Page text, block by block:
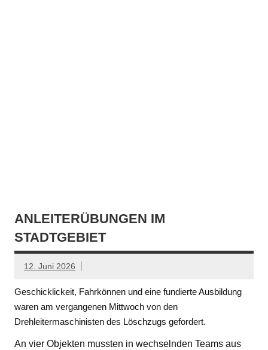
ANLEITERÜBUNGEN IM
STADTGEBIET
12. Juni 2026
Geschicklickeit, Fahrkönnen und eine fundierte Ausbildung
waren am vergangenen Mittwoch von den
Drehleitermaschinisten des Löschzugs gefordert.
An vier Objekten mussten in wechselnden Teams aus